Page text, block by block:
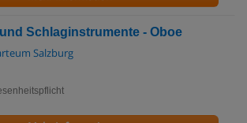
Schlaginstrumente - Oboe
Salzburg